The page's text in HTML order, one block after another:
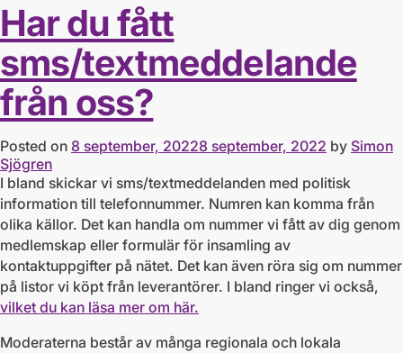
i
n
n
e
å
l
l
Har du fått
sms/textmeddelande
från oss?
Posted on 8 september, 20228 september, 2022 by Simon
Sjögren
I bland skickar vi sms/textmeddelanden med politisk
information till telefonnummer. Numren kan komma från
olika källor. Det kan handla om nummer vi fått av dig genom
medlemskap eller formulär för insamling av
kontaktuppgifter på nätet. Det kan även röra sig om nummer
på listor vi köpt från leverantörer. I bland ringer vi också,
vilket du kan läsa mer om här.
Moderaterna består av många regionala och lokala